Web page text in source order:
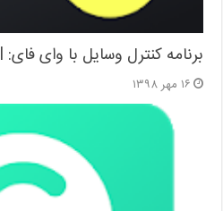
برنامه کنترل وسایل با وای فای: Remote Control
۱۶ مهر ۱۳۹۸